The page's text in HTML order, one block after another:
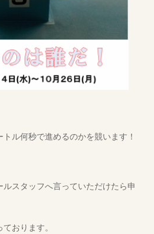
ル何秒で進めるのかを競います！
スタッフへ言っていただけたら申
おります。